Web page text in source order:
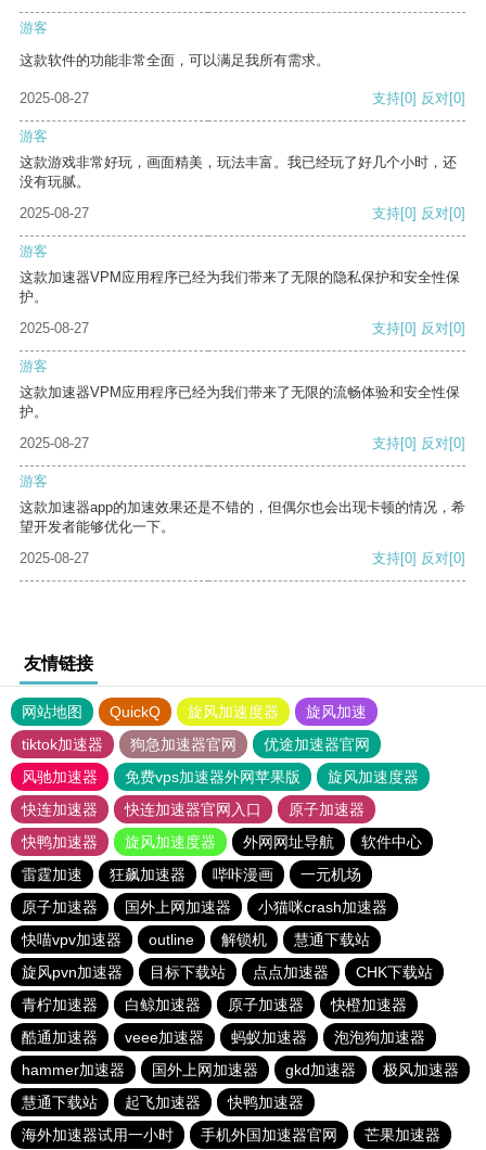
游客
这款软件的功能非常全面，可以满足我所有需求。
2025-08-27 支持[0] 反对[0]
游客
这款游戏非常好玩，画面精美，玩法丰富。我已经玩了好几个小时，还
没有玩腻。
2025-08-27
支持[0] 反对[0]
游客
这款加速器VPM应用程序已经为我们带来了无限的隐私保护和安全性保
护。
2025-08-27
支持[0] 反对[0]
游客
这款加速器VPM应用程序已经为我们带来了无限的流畅体验和安全性保
护。
2025-08-27
支持[0] 反对[0]
游客
这款加速器app的加速效果还是不错的，但偶尔也会出现卡顿的情况，希
望开发者能够优化一下。
2025-08-27
支持[0] 反对[0]
友情链接
网站地图 QuickQ 旋风加速度器
旋风加速
tiktok加速器
狗急加速器官网
优途加速器官网
风驰加速器
免费vps加速器外网苹果版
旋风加速度器
快连加速器
快连加速器官网入口
原子加速器
快鸭加速器
旋风加速度器 外网网址导航
软件中心
雷霆加速
狂飙加速器 哔咔漫画
一元机场
原子加速器
国外上网加速器
小猫咪crash加速器
快喵vpv加速器
outline 解锁机
慧通下载站
旋风pvn加速器
目标下载站 点点加速器
CHK下载站
青柠加速器
白鲸加速器 原子加速器
快橙加速器
酷通加速器
veee加速器 蚂蚁加速器
泡泡狗加速器
hammer加速器
国外上网加速器 gkd加速器
极风加速器
慧通下载站
起飞加速器
快鸭加速器
海外加速器试用一小时
手机外国加速器官网 芒果加速器